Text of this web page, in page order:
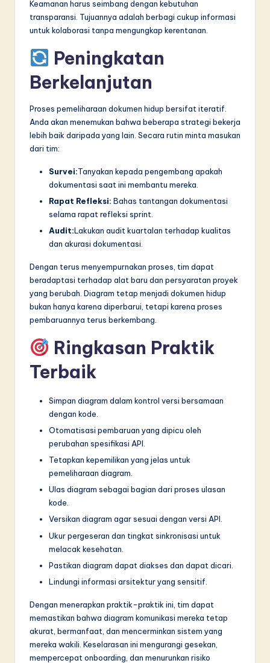
Keamanan harus seimbang dengan kebutuhan
transparansi. Tujuannya adalah berbagi cukup informasi
untuk kolaborasi tanpa mengungkap kerentanan.
Peningkatan
Berkelanjutan
Proses pemeliharaan dokumen hidup bersifat iteratif.
Anda akan menemukan bahwa beberapa strategi bekerja
lebih baik daripada yang lain. Secara rutin minta masukan
dari tim:
Survei:Tanyakan kepada pengembang apakah
dokumentasi saat ini membantu mereka.
Rapat Refleksi: Bahas tantangan dokumentasi
selama rapat refleksi sprint.
Audit:Lakukan audit kuartalan terhadap kualitas
dan akurasi dokumentasi.
Dengan terus menyempurnakan proses, tim dapat
beradaptasi terhadap alat baru dan persyaratan proyek
yang berubah. Diagram tetap menjadi dokumen hidup
bukan hanya karena diperbarui, tetapi karena proses
pembaruannya terus berkembang.
Ringkasan Praktik
Terbaik
Simpan diagram dalam kontrol versi bersamaan
dengan kode.
Otomatisasi pembaruan yang dipicu oleh
perubahan spesifikasi API.
Tetapkan kepemilikan yang jelas untuk
pemeliharaan diagram.
Ulas diagram sebagai bagian dari proses ulasan
kode.
Versikan diagram agar sesuai dengan versi API.
Ukur pergeseran dan tingkat sinkronisasi untuk
melacak kesehatan.
Pastikan diagram dapat diakses dan dapat dicari.
Lindungi informasi arsitektur yang sensitif.
Dengan menerapkan praktik-praktik ini, tim dapat
memastikan bahwa diagram komunikasi mereka tetap
akurat, bermanfaat, dan mencerminkan sistem yang
mereka wakili. Keselarasan ini mengurangi gesekan,
mempercepat onboarding, dan menurunkan risiko